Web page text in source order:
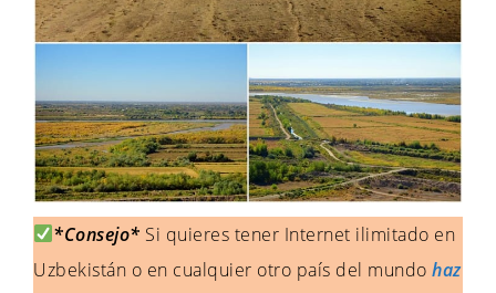
*Consejo* Si quieres tener Internet ilimitado en
Uzbekistán o en cualquier otro país del mundo haz